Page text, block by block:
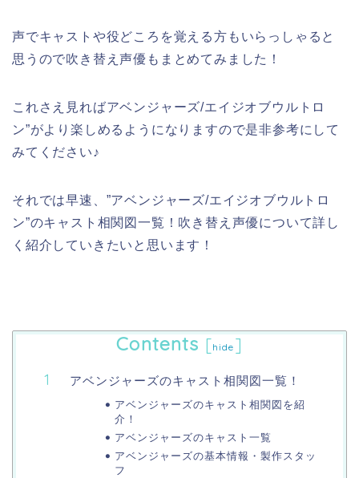
声でキャストや役どころを覚える方もいらっしゃると
思うので吹き替え声優もまとめてみました！
これさえ見ればアベンジャーズ/エイジオブウルトロ
ン”がより楽しめるようになりますので是非参考にして
みてください♪
それでは早速、”アベンジャーズ/エイジオブウルトロ
ン”のキャスト相関図一覧！吹き替え声優について詳し
く紹介していきたいと思います！
Contents [hide ]
アベンジャーズのキャスト相関図一覧！
アベンジャーズのキャスト相関図を紹
介！
アベンジャーズのキャスト一覧
アベンジャーズの基本情報・製作スタッ
フ